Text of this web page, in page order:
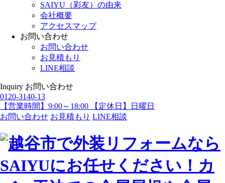
SAIYU（彩友）の由来
会社概要
アクセスマップ
お問い合わせ
お問い合わせ
お見積もり
LINE相談
Inquiry お問い合わせ
0120-3140-13
【営業時間】9:00～18:00 【定休日】日曜日
お問い合わせ お見積もり LINE相談